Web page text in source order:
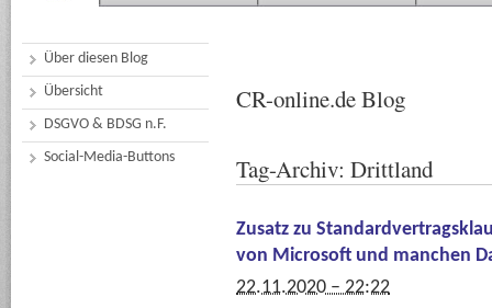
Über diesen Blog
Übersicht
DSGVO & BDSG n.F.
Social-Media-Buttons
CR-online.de Blog
Tag-Archiv: Drittland
Zusatz zu
von Microsoft und manchen
22.11.2020 – 22:22